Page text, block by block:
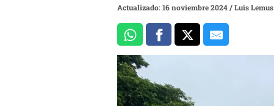
Actualizado: 16 noviembre 2024/Luis Lemus